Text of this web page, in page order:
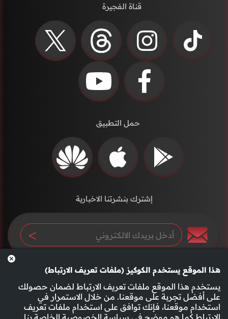
هذا الموقع يستخدم الكوكيز (ملفات تعريف الارتباط)
يستخدم هذا الموقع ملفات تعريف الارتباط لضمان حصولك
على أفضل تجربة على موقعنا. من خلال الاستمرار في
استخدام موقعنا، فإنك توافق على استخدام ملفات تعريف
الارتباط كما هو موضح في سياسة الخصوصية الخاصة بنا
قناة الفجيرة
حمل التطبيق
إشترك بنشرتنا الاخبارية
سياسة الخصوصية الأحكام والشروط